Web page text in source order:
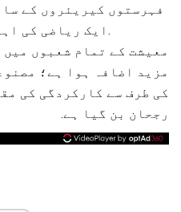
فہرستوں کیریئروں کے
ایک ریاضی کی اہمیت سے حاصل کی جاسکتی ہے.
معیشت کے تمام شعبوں
مزید اضافہ ہوا ہے؛
کی طرف سے کارکردگی کی
رجحان بن گیا ہے.